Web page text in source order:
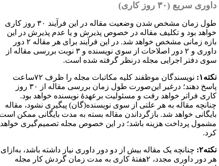
سریع (۳۰ روز کاری)
طول زمان مشخص شدن وضعیت مقاله در این فرآیند ۳۰ روز کاری
بود و تکلیف مقاله در خصوص پذیرش و یا عدم پذیرش در این
بازه زمانی مشخص خواهد شد. در این فرآیند برای هر مقاله ۲ دور
داوری و ۲ دور اصلاحات از سوی نویسنده و ۳ نوبت بررسی مقاله از
دفتر اجرایی مجله درنظر گرفته شده است.
نویسندگان موظفند کلیه مکاتبات مجله را ظرف ۷۲ساعت
پاسخ دهند؛ درغیر این‌صورت طول زمان بررسی مقاله از ۳۰ روز
فراتر خواهد رفت و مسئولیت برعهدهٔ نویسنده خواهد بود.
مقاله به هر علتی از سوی نویسنده(گان) پیگیری نشود، مقاله
خواهد شد. بازگرداندن مقاله بسته به مدت بایگانی ممکن است
پرداخت هزینه باشد؛ در این خصوص مجله تصمیم‌گیری خواهد
چنانچه یک مقاله بیش از دو دور داوری نیاز داشته باشد، به‌ازای
هر دور داوری مجدد، ۲هفتهٔ کاری به مدت زمان گردش کار مجله